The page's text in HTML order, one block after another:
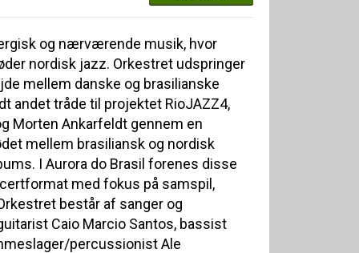
og nærværende musik, hvor
nordisk jazz. Orkestret udspringer
mellem danske og brasilianske
andet tråde til projektet RioJAZZ4,
Morten Ankarfeldt gennem en
mellem brasiliansk og nordisk
I Aurora do Brasil forenes disse
med fokus på samspil,
består af sanger og
Caio Marcio Santos, bassist
percussionist Ale